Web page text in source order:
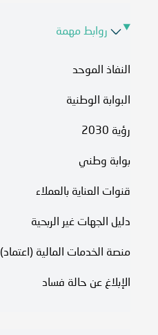
روابط مهمة
النفاذ الموحد
البوابة الوطنية
رؤية 2030
بوابة وطني
قنوات العناية بالعملاء
دليل الجهات غير الربحية
منصة الخدمات المالية (اعتماد)
الإبلاغ عن حالة فساد